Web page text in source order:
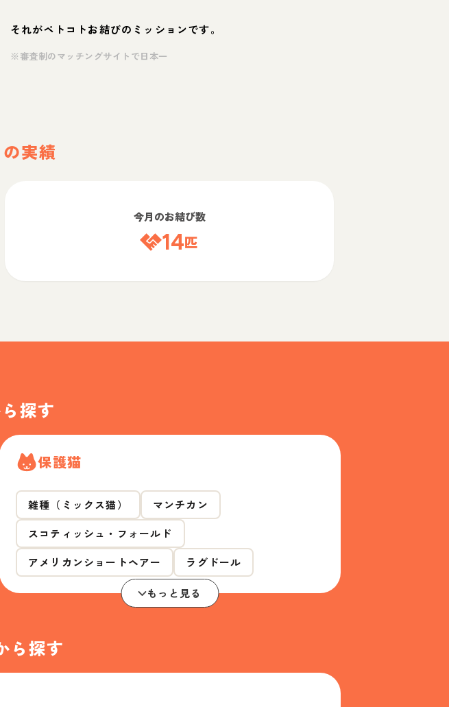
それがペトコトお結びのミッションです。
※審査制のマッチングサイトで日本一
実績
今月のお結び数
14匹
探す
保護猫
雑種（ミックス猫）
マンチカン
スコティッシュ・フォールド
アメリカンショートヘアー
ラグドール
もっと見る
ら探す